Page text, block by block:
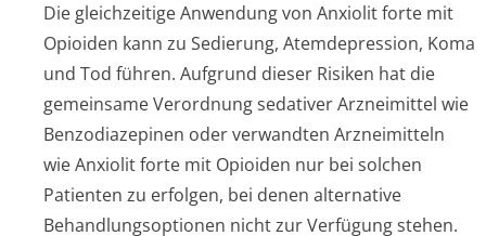
Die gleichzeitige Anwendung von Anxiolit forte mit
Opioiden kann zu Sedierung, Atemdepression, Koma
und Tod führen. Aufgrund dieser Risiken hat die
gemeinsame Verordnung sedativer Arzneimittel wie
Benzodiazepinen oder verwandten Arzneimitteln
wie Anxiolit forte mit Opioiden nur bei solchen
Patienten zu erfolgen, bei denen alternative
Behandlungsoptionen nicht zur Verfügung stehen.